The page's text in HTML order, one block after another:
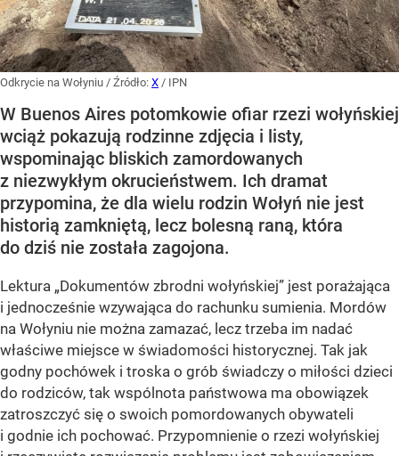
Odkrycie na Wołyniu / Źródło: X / IPN
W Buenos Aires potomkowie ofiar rzezi wołyńskiej
wciąż pokazują rodzinne zdjęcia i listy,
wspominając bliskich zamordowanych
z niezwykłym okrucieństwem. Ich dramat
przypomina, że dla wielu rodzin Wołyń nie jest
historią zamkniętą, lecz bolesną raną, która
do dziś nie została zagojona.
Lektura „Dokumentów zbrodni wołyńskiej” jest porażająca
i jednocześnie wzywająca do rachunku sumienia. Mordów
na Wołyniu nie można zamazać, lecz trzeba im nadać
właściwe miejsce w świadomości historycznej. Tak jak
godny pochówek i troska o grób świadczy o miłości dzieci
do rodziców, tak wspólnota państwowa ma obowiązek
zatroszczyć się o swoich pomordowanych obywateli
i godnie ich pochować. Przypomnienie o rzezi wołyńskiej